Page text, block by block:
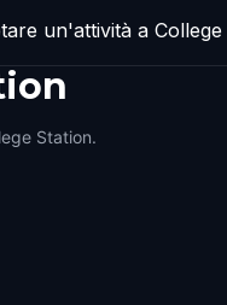
un'attività a
Station.